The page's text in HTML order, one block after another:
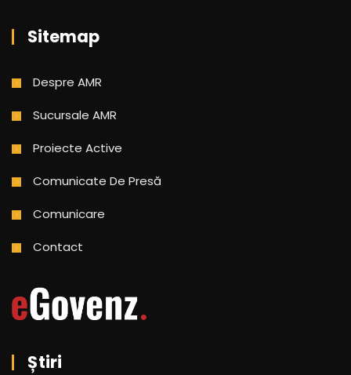
Sitemap
Despre AMR
Sucursale AMR
Proiecte Active
Comunicate De Presă
Comunicare
Contact
Știri